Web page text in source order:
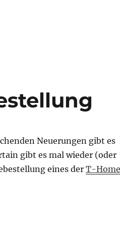
Neuerungen gibt es
gibt es mal wieder (oder
eines derT-Home